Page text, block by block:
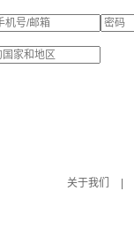
关于我们